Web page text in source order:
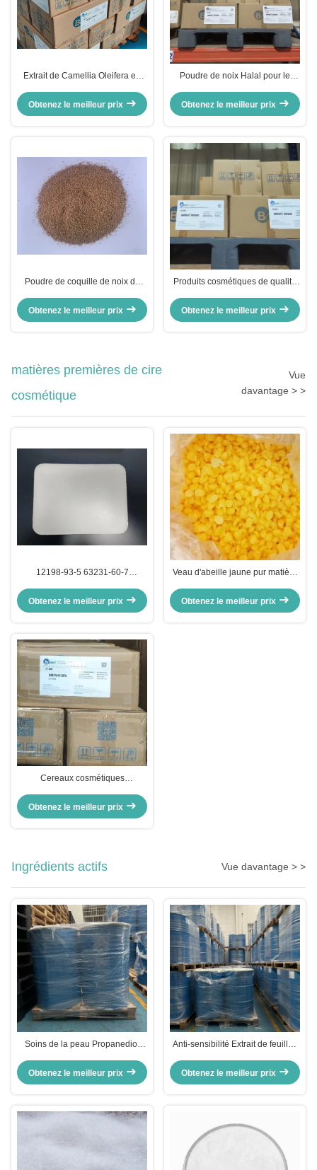
Extrait de Camellia Oleifera en
Maillage CAS 94333-93-4
Obtenez le meilleur prix
Poudre de noix Halal pour le
poudre de noix de coquille
Obtenez le meilleur prix
Poudre de coquille de noix de
naturelle pour exfoliant la peau
Obtenez le meilleur prix
Produits cosmétiques de qualité
coquille de noix 40/60 Poudre de
coquille de noix
Obtenez le meilleur prix
matières premières de cire
cosmétique
Vue
davantage > >
12198-93-5 63231-60-7
Solide cireux facile à fondre lisse
Obtenez le meilleur prix
Veau d'abeille jaune pur matière
CAS n° 8006-40-4
Obtenez le meilleur prix
Cereaux cosmétiques
de cire d'abeille microcristalline
CAS n° 8006-40-4
Obtenez le meilleur prix
Ingrédients actifs Vue davantage > >
Soins de la peau Propanediol
Hydroxyacetophenone Liquide
Obtenez le meilleur prix
Anti-sensibilité Extrait de feuilles
pour la peau
Obtenez le meilleur prix